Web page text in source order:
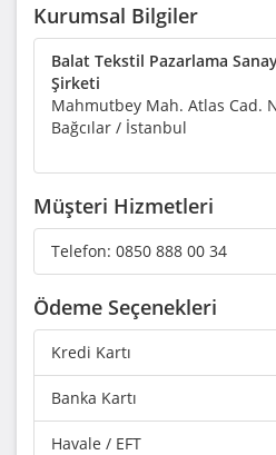
Kurumsal Bilgiler
Balat Tekstil Pazarlama
Şirketi
Mahmutbey Mah. Atlas Cad.
Bağcılar / İstanbul
Müşteri Hizmetleri
Telefon: 0850 888 00 34
Ödeme Seçenekleri
Kredi Kartı
Banka Kartı
Havale / EFT